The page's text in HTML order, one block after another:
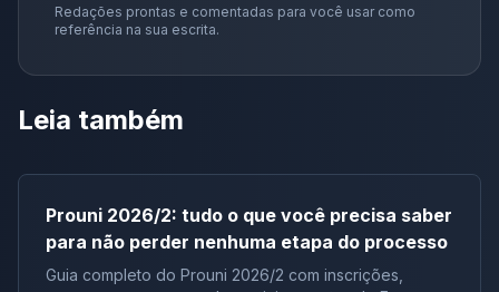
Redações prontas e comentadas para você usar como
referência na sua escrita.
Leia também
Prouni 2026/2: tudo o que você precisa saber
para não perder nenhuma etapa do processo
Guia completo do Prouni 2026/2 com inscrições,